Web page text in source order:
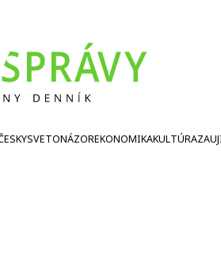
SVETONÁZOREKONOMIKAKULTÚRA